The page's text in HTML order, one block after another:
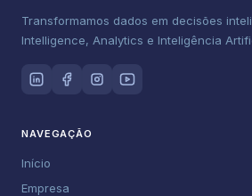
Transformamos dados em decisões
Intelligence, Analytics e Inteligência
NAVEGAÇÃO
Início
Empresa